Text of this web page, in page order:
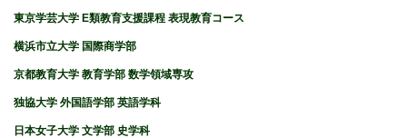
東京学芸大学 E類教育支援課程 表現教育コース
横浜市立大学 国際商学部
京都教育大学 教育学部 数学領域専攻
独協大学 外国語学部 英語学科
日本女子大学 文学部 史学科